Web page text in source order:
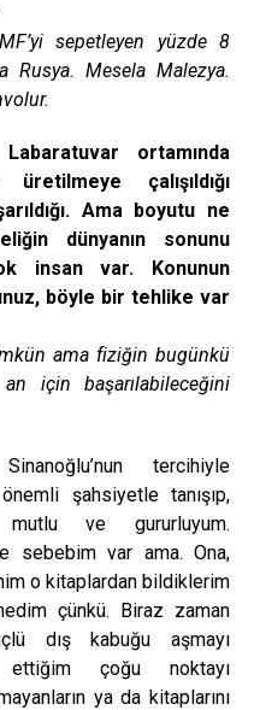
sepetleyen yüzde 8
Rusya. Mesela Malezya.
ortamında
çalışıldığı
Ama boyutu ne
dünyanın sonunu
insan var. Konunun
böyle bir tehlike var
ama fiziğin bugünkü
için başarılabileceğini
tercihiyle
şahsiyetle tanışıp,
ve gururluyum.
sebebim var ama. Ona,
o kitaplardan bildiklerim
çünkü. Biraz zaman
dış kabuğu aşmayı
ettiğim çoğu noktayı
ya da kitaplarını